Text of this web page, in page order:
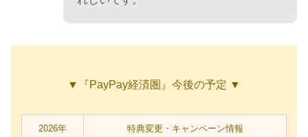
▼『PayPay経済圏』今後の予定 ▼
2026年 特典変更・キャンペーン情報